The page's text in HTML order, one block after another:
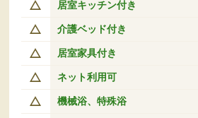
居室キッチン付き
介護ベッド付き
居室家具付き
ネット利用可
機械浴、特殊浴